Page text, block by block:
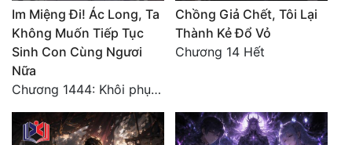
Im Miệng Đi! Ác Long, Ta
Không Muốn Tiếp Tục
Sinh Con Cùng Ngươi
Nữa
Chương 1444: Khôi phục quỹ đạo
Chồng Giả Chết, Tôi Lại
Thành Kẻ Đổ Vỏ
Chương 14 Hết